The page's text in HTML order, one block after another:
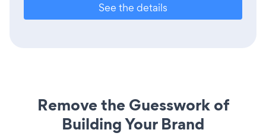
See the details
Remove the Guesswork of
Building Your Brand